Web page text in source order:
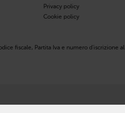
Privacy policy
Cookie policy
fiscale, Partita Iva e numero d'iscrizione al